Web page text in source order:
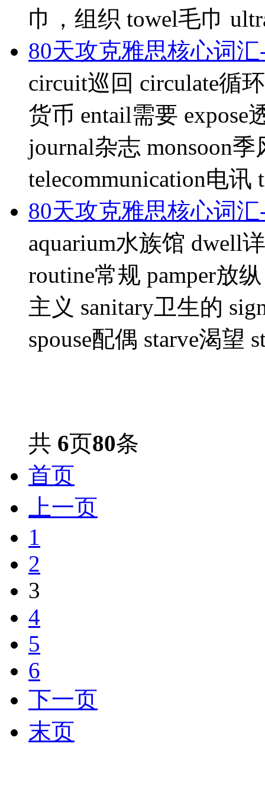
巾，组织 towel毛巾
80天攻克雅思核心词汇
circuit巡回 circulate循
货币 entail需要
journal杂志 monsoon
telecommunication电讯
80天攻克雅思核心词汇
aquarium水族馆 dwell
routine常规 pamper放
主义 sanitary卫生的
spouse配偶 starve渴望
共 6页80条
首页
上一页
1
2
3
4
5
6
下一页
末页